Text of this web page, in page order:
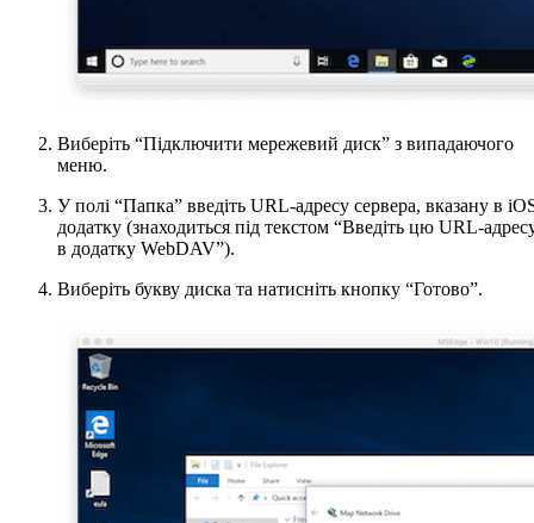
Виберіть “Підключити мережевий диск” з випадаючого
меню.
У полі “Папка” введіть URL-адресу сервера, вказану в
додатку (знаходиться під текстом “Введіть цю URL-
в додатку WebDAV”).
Виберіть букву диска та натисніть кнопку “Готово”.